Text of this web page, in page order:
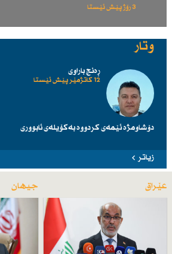
3 رۆژ پێش ئێستا
وتار
ڕەنج باراوی
12 کاتژمێر پێش ئێستا
دۆشاومژە ئێمەی کردووە بەکۆیلەی ئابووری
زیاتر
عێراق جیهان